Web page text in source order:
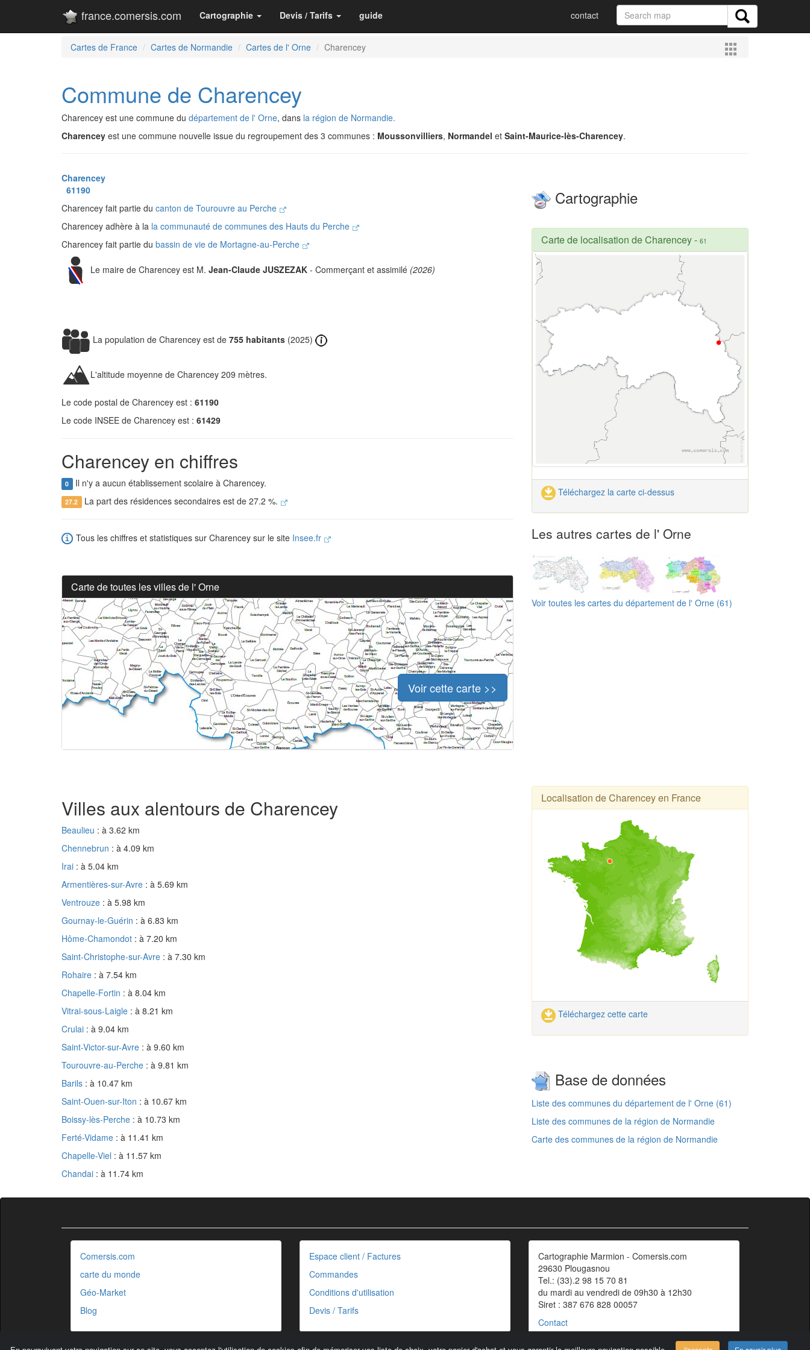
france.comersis.com Cartographie Devis / Tarifs guide contact
Cartes de France Cartes de Normandie Cartes de l' Orne Charencey
Commune de Charencey
Charencey est une commune du département de l' Orne, dans la région de Normandie.
Charencey est une commune nouvelle issue du regroupement des 3 communes : Moussonvilliers, Normandel et Saint-Maurice-lès-Charencey.
Charencey
61190
Charencey fait partie du canton de Tourouvre au Perche
Charencey adhère à la la communauté de communes des Hauts du Perche
Charencey fait partie du bassin de vie de Mortagne-au-Perche
Le maire de Charencey est M. Jean-Claude JUSZEZAK - Commerçant et assimilé (2026)
La population de Charencey est de 755 habitants (2025)
L'altitude moyenne de Charencey 209 mètres.
Le code postal de Charencey est : 61190
Le code INSEE de Charencey est : 61429
Charencey en chiffres
0 Il n'y a aucun établissement scolaire à Charencey.
27.2 La part des résidences secondaires est de 27.2 %.
Tous les chiffres et statistiques sur Charencey sur le site Insee.fr
Carte de toutes les villes de l' Orne
Voir cette carte >>
Cartographie
Carte de localisation de Charencey- 61
Téléchargez la carte ci-dessus
Les autres cartes de l' Orne
Voir toutes les cartes du département de l' Orne (61)
Villes aux alentours de Charencey
Beaulieu : à 3.62 km
Chennebrun : à 4.09 km
Irai : à 5.04 km
Armentières-sur-Avre : à 5.69 km
Ventrouze : à 5.98 km
Gournay-le-Guérin : à 6.83 km
Hôme-Chamondot : à 7.20 km
Saint-Christophe-sur-Avre : à 7.30 km
Rohaire : à 7.54 km
Chapelle-Fortin : à 8.04 km
Vitrai-sous-Laigle : à 8.21 km
Crulai : à 9.04 km
Saint-Victor-sur-Avre : à 9.60 km
Tourouvre-au-Perche : à 9.81 km
Barils : à 10.47 km
Saint-Ouen-sur-Iton : à 10.67 km
Boissy-lès-Perche : à 10.73 km
Ferté-Vidame : à 11.41 km
Chapelle-Viel : à 11.57 km
Chandai : à 11.74 km
Localisation de Charencey en France
Téléchargez cette carte
Base de données
Liste des communes du département de l' Orne (61)
Liste des communes de la région de Normandie
Carte des communes de la région de Normandie
Comersis.com
carte du monde
Géo-Market
Blog
Espace client / Factures
Commandes
Conditions d'utilisation
Devis / Tarifs
Cartographie Marmion - Comersis.com
29630 Plougasnou
Tel.: (33).2 98 15 70 81
du mardi au vendredi de 09h30 à 12h30
Siret : 387 676 828 00057
Contact